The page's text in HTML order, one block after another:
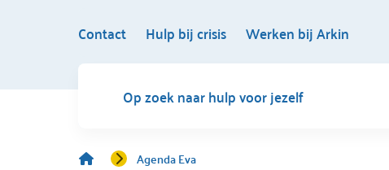
Contact Hulp bij crisis Werken bij Arkin
Op zoek naar hulp voor jezelf
Agenda Eva